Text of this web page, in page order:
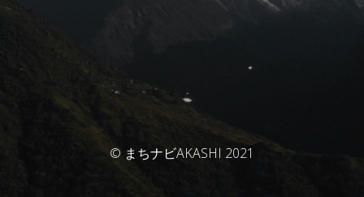
© まちナビAKASHI 2021